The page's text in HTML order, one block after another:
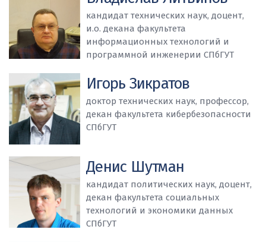
кандидат технических наук, доцент,
и.о. декана факультета
информационных технологий и
программной инженерии СПбГУТ
Игорь Зикратов
доктор технических наук, профессор,
декан факультета кибербезопасности
СПбГУТ
Денис Шутман
кандидат политических наук, доцент,
декан факультета социальных
технологий и экономики данных
СПбГУТ